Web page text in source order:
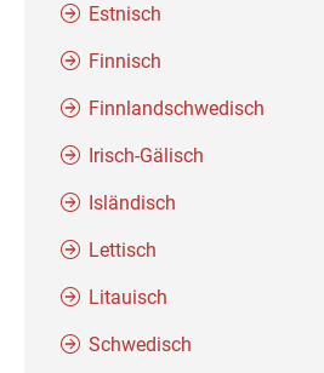
Estnisch
Finnisch
Finnlandschwedisch
Irisch-Gälisch
Isländisch
Lettisch
Litauisch
Schwedisch